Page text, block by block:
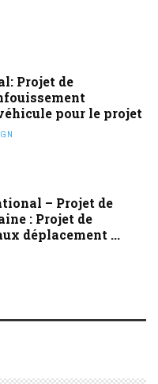
Projet de
pour le projet
– Projet de
: Projet de
déplacement ...